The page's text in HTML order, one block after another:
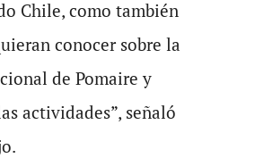
Chile, como también
conocer sobre la
de Pomaire y
actividades”, señaló